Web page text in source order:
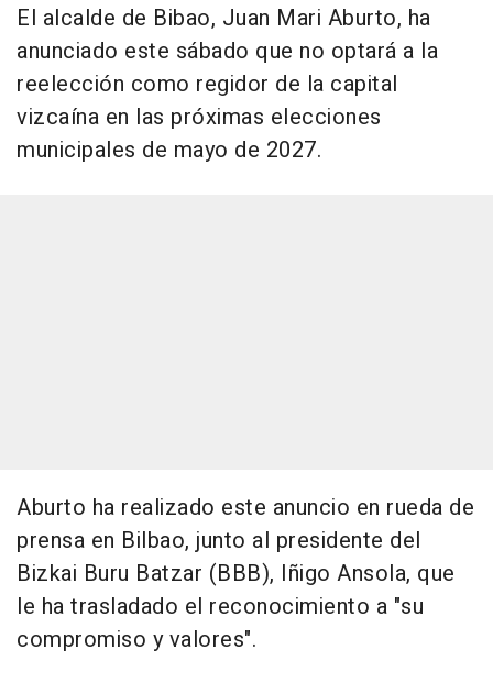
El alcalde de Bibao, Juan Mari Aburto, ha
anunciado este sábado que no optará a la
reelección como regidor de la capital
vizcaína en las próximas elecciones
municipales de mayo de 2027.
Aburto ha realizado este anuncio en rueda de
prensa en Bilbao, junto al presidente del
Bizkai Buru Batzar (BBB), Iñigo Ansola, que
le ha trasladado el reconocimiento a "su
compromiso y valores".